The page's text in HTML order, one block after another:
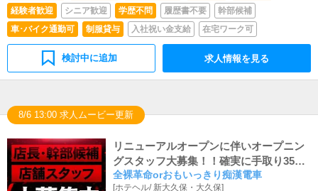
の店舗情報を更新します。キャストの出勤情報やイベン
ト、求人ブログの作成などを行います。基本的にはボタン
操作や簡単な文字入力ができれば大丈夫です。PCが苦手
な方でも問題なくできます。■清掃・備品管理お客様やキ
ャストに快適に過ごしていただけるよう、店内の清掃や備
品の管理・補充をお願いします。・お客様にとっての「最
高」とは何か・キャストにとっての「最高」とは何か・仲
の業務の中で常に考え、それを実現（具現化・可視化）し
ていくことが、店長・幹部の基本的な役割です。
経験者歓迎
シニア歓迎 学歴不問 履歴書不要
幹部候補
車･バイク通勤可
制服貸与 入社祝い金支給 在宅ワーク可
検討中に追加 求人情報を見る
8/6 13:00 求人ムービー更新
リニューアルオープンに伴いオープニン
グスタッフ大募集！！確実に手取り35万
円スタート保証！！ 都内最大級のグルー
全裸革命orおもいっきり痴漢電車
[ホテヘル/ 新大久保・大久保]